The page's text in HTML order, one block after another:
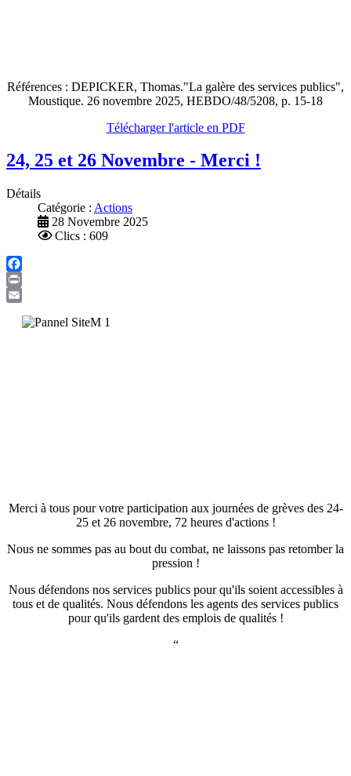
Références : DEPICKER, Thomas."La galère des services publics",
Moustique. 26 novembre 2025, HEBDO/48/5208, p. 15-18
Télécharger l'article en PDF
24, 25 et 26 Novembre - Merci !
Détails
Catégorie : Actions
28 Novembre 2025
Clics : 609
Facebook
Print
Merci à tous pour votre participation aux journées de grèves des 24-
25 et 26 novembre, 72 heures d'actions !
Nous ne sommes pas au bout du combat, ne laissons pas retomber la
pression !
Nous défendons nos services publics pour qu'ils soient accessibles à
tous et de qualités. Nous défendons les agents des services publics
pour qu'ils gardent des emplois de qualités !
“